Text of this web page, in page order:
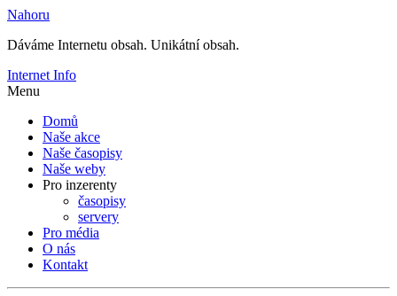
Nahoru
Dáváme Internetu obsah. Unikátní obsah.
Internet Info
Menu
Domů
Naše akce
Naše časopisy
Naše weby
Pro inzerenty
časopisy
servery
Pro média
O nás
Kontakt